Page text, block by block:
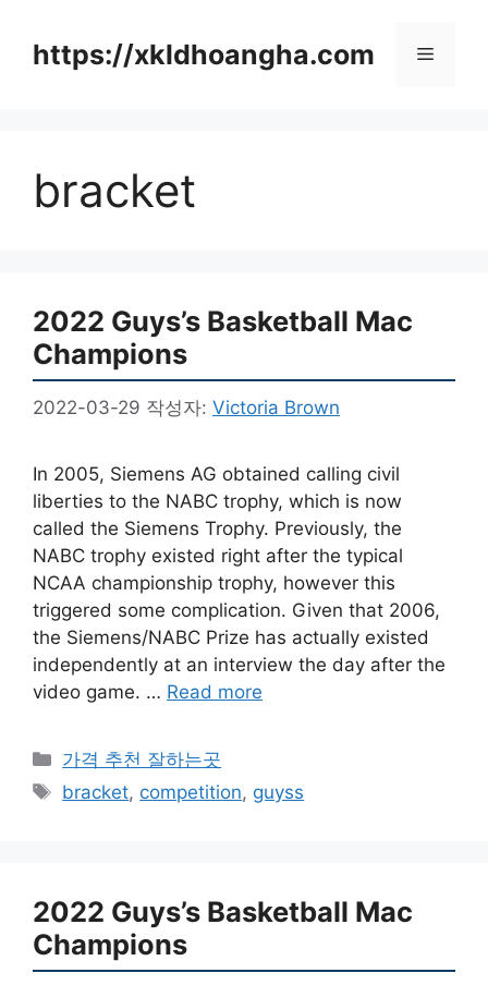
https://xkldhoangha.com 메
bracket
2022 Guys’s Basketball Mac
Champions
2022-03-29 작성자: Victoria Brown
In 2005, Siemens AG obtained calling civil
liberties to the NABC trophy, which is now
called the Siemens Trophy. Previously, the
NABC trophy existed right after the typical
NCAA championship trophy, however this
triggered some complication. Given that 2006,
the Siemens/NABC Prize has actually existed
independently at an interview the day after the
video game. … Read more
카
테
가격 추천 잘하는곳
태
bracket, competition, guyss
2022 Guys’s Basketball Mac
Champions